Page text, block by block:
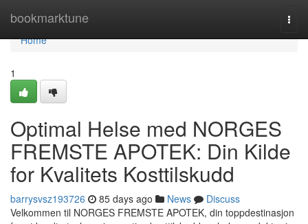
bookmarktune
Home
Home
1
Optimal Helse med NORGES
FREMSTE APOTEK: Din Kilde
for Kvalitets Kosttilskudd
barrysvsz193726 85 days ago News
Discuss
Velkommen til NORGES FREMSTE APOTEK, din toppdestinasjon